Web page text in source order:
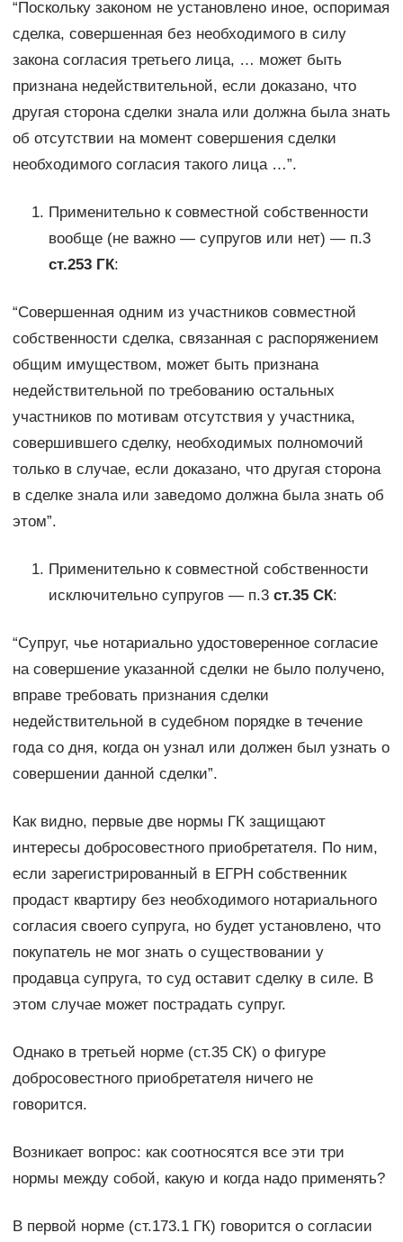
“Поскольку законом не установлено иное, оспоримая
сделка, совершенная без необходимого в силу
закона согласия третьего лица, … может быть
признана недействительной, если доказано, что
другая сторона сделки знала или должна была знать
об отсутствии на момент совершения сделки
необходимого согласия такого лица …”.
Применительно к совместной собственности
вообще (не важно — супругов или нет) — п.3
ст.253 ГК:
“Совершенная одним из участников совместной
собственности сделка, связанная с распоряжением
общим имуществом, может быть признана
недействительной по требованию остальных
участников по мотивам отсутствия у участника,
совершившего сделку, необходимых полномочий
только в случае, если доказано, что другая сторона
в сделке знала или заведомо должна была знать об
этом”.
Применительно к совместной собственности
исключительно супругов — п.3 ст.35 СК:
“Супруг, чье нотариально удостоверенное согласие
на совершение указанной сделки не было получено,
вправе требовать признания сделки
недействительной в судебном порядке в течение
года со дня, когда он узнал или должен был узнать о
совершении данной сделки”.
Как видно, первые две нормы ГК защищают
интересы добросовестного приобретателя. По ним,
если зарегистрированный в ЕГРН собственник
продаст квартиру без необходимого нотариального
согласия своего супруга, но будет установлено, что
покупатель не мог знать о существовании у
продавца супруга, то суд оставит сделку в силе. В
этом случае может пострадать супруг.
Однако в третьей норме (ст.35 СК) о фигуре
добросовестного приобретателя ничего не
говорится.
Возникает вопрос: как соотносятся все эти три
нормы между собой, какую и когда надо применять?
В первой норме (ст.173.1 ГК) говорится о согласии